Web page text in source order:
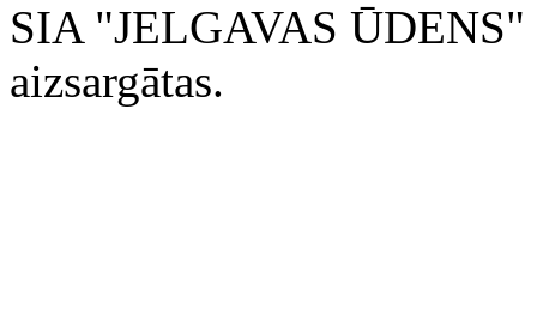
SIA "JELGAVAS ŪDENS"
aizsargātas.